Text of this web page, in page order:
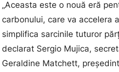
„Aceasta este o nouă eră
carbonului, care va accelera
simplifica sarcinile tuturor
declarat Sergio Mujica,
Geraldine Matchett,